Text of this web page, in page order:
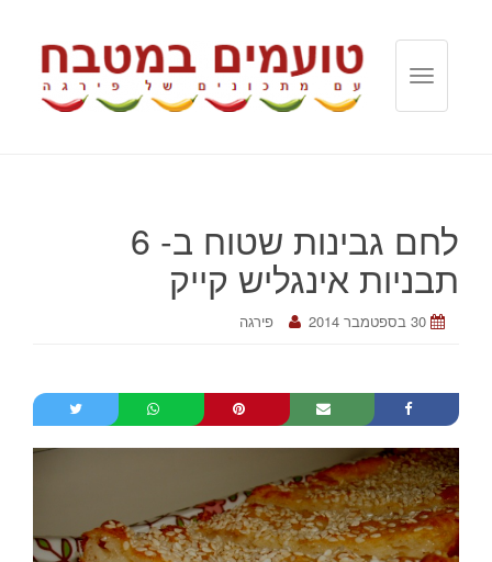
T
n
a
v
g
o
n
לחם גבינות שטוח ב- 6
תבניות אינגליש קייק
30 בספטמבר 2014 פירגה